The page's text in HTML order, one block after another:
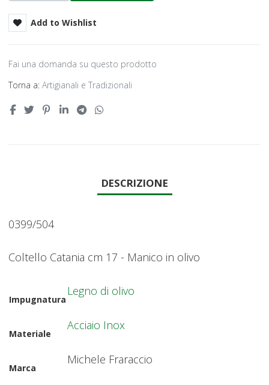
Add to Wishlist
Fai una domanda su questo prodotto
Torna a: Artigianali e Tradizionali
DESCRIZIONE
0399/504
Coltello Catania cm 17 - Manico in olivo
Impugnatura
Legno di olivo
Materiale
Acciaio Inox
Marca
Michele Fraraccio